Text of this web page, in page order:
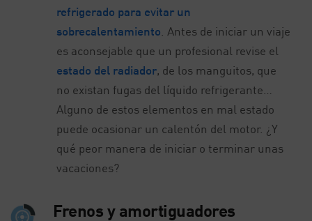
refrigerado para evitar un
sobrecalentamiento . Antes de iniciar un viaje
es aconsejable que un profesional revise el
estado del radiador, de los manguitos, que
no existan fugas del líquido refrigerante…
Alguno de estos elementos en mal estado
puede ocasionar un calentón del motor. ¿Y
qué peor manera de iniciar o terminar unas
vacaciones?
Frenos y amortiguadores